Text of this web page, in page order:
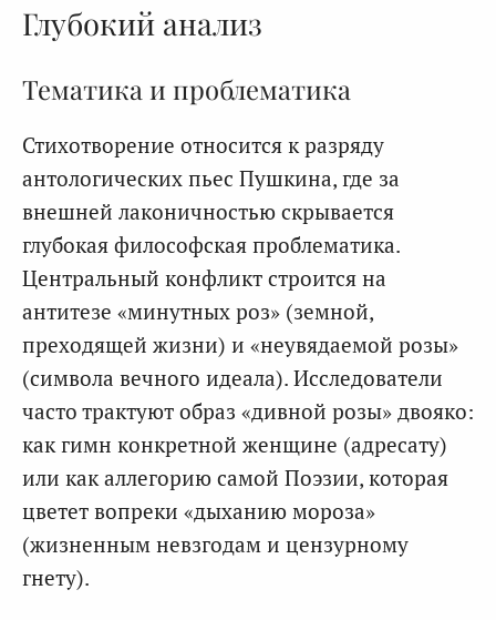
Глубокий анализ
Тематика и проблематика
Стихотворение относится к разряду
антологических пьес Пушкина, где за
внешней лаконичностью скрывается
глубокая философская проблематика.
Центральный конфликт строится на
антитезе «минутных роз» (земной,
преходящей жизни) и «неувядаемой розы»
(символа вечного идеала). Исследователи
часто трактуют образ «дивной розы» двояко:
как гимн конкретной женщине (адресату)
или как аллегорию самой Поэзии, которая
цветет вопреки «дыханию мороза»
(жизненным невзгодам и цензурному
гнету).